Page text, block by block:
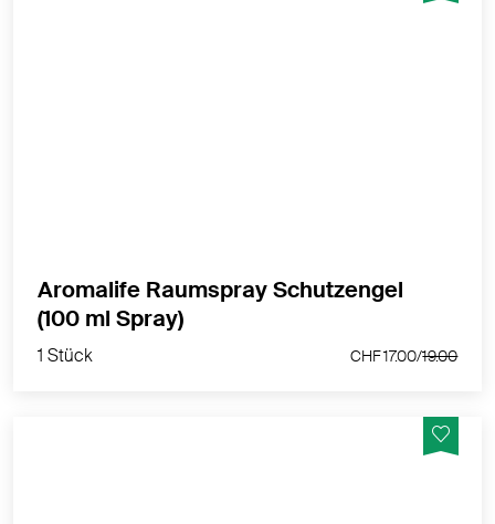
1 Stück
Aromalife Raumspray Schutzengel
(100 ml Spray)
1 Stück CHF 17.00/19.00